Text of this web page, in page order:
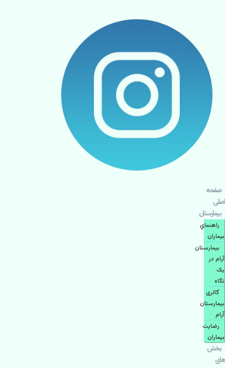
صفحه
اصلی
بيمارستان
راهنماي
بیماران
بیمارستان
آرام در
یک
نگاه
گالری
بیمارستان
آرام
رضایت
بیماران
بخش
های